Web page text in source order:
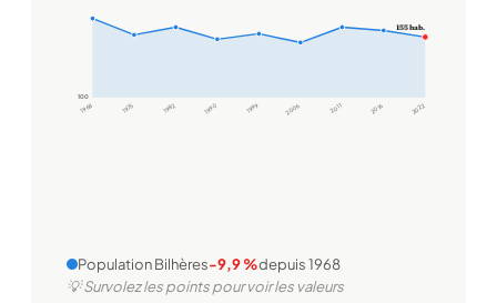
100
100
1968 1975 1982 1990 1999 2006 2011 2016 2022
155 hab.
Population Bilhères-9,9 %depuis 1968
💡 Survolez les points pour voir les valeurs